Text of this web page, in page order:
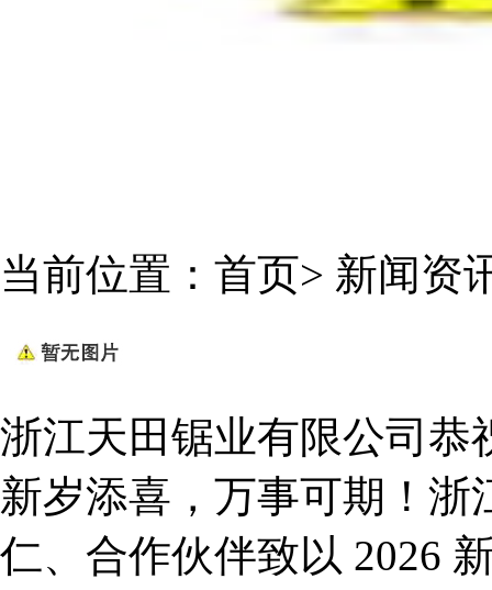
当前位置： 首页> 新闻资
浙江天田锯业有限公司恭
新岁添喜，万事可期！
仁、合作伙伴致以 2026